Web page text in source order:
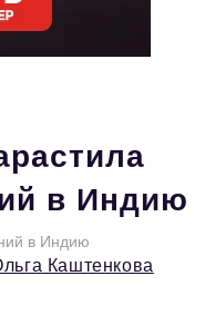
в Индию
в Индию
Каштенкова